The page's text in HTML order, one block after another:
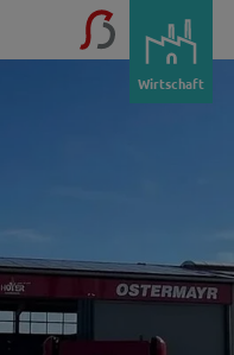
Wirtschaft